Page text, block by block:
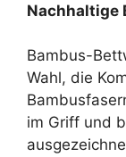
Nachhaltige
Bambus-
Wahl, die
im Griff und